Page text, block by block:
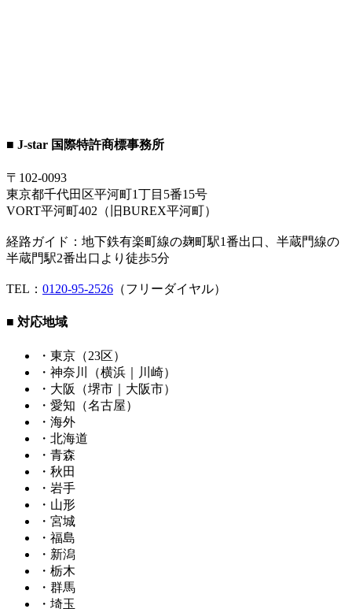
■ J-star 国際特許商標事務所
〒102-0093
東京都千代田区平河町1丁目5番15号
VORT平河町402（旧BUREX平河町）
経路ガイド：地下鉄有楽町線の麹町駅1番出口、半蔵門線の
半蔵門駅2番出口より徒歩5分
TEL： 0120-95-2526 （フリーダイヤル）
■ 対応地域
・東京（23区）
・神奈川（横浜｜川崎）
・大阪（堺市｜大阪市）
・愛知（名古屋）
・海外
・北海道
・青森
・秋田
・岩手
・山形
・宮城
・福島
・新潟
・栃木
・群馬
・埼玉